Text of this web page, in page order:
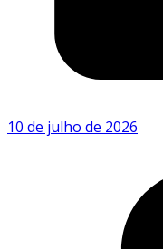
10 de julho de 2026